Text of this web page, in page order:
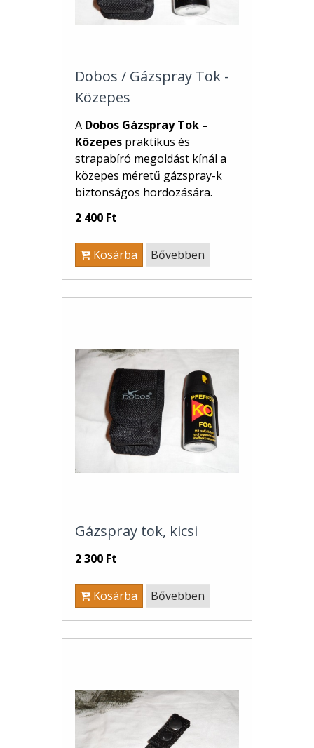
Dobos / Gázspray Tok -
Közepes
A Dobos Gázspray Tok –
Közepes praktikus és
strapabíró megoldást kínál a
közepes méretű gázspray-k
biztonságos hordozására.
2 400 Ft
Kosárba Bővebben
Gázspray tok, kicsi
2 300 Ft
Kosárba Bővebben